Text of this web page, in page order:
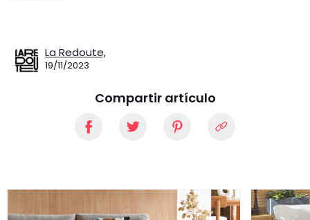
La Redoute,
19/11/2023
Compartir artículo